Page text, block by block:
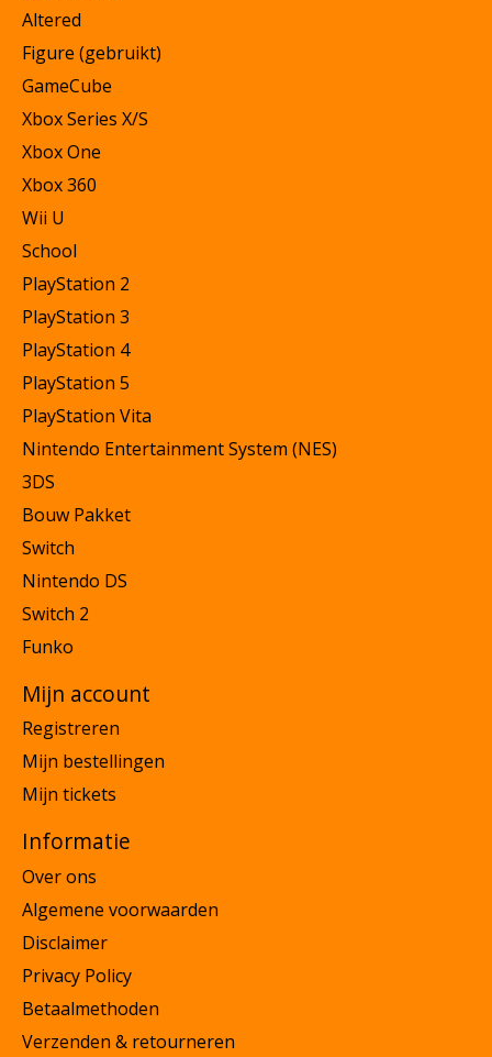
Altered
Figure (gebruikt)
GameCube
Xbox Series X/S
Xbox One
Xbox 360
Wii U
School
PlayStation 2
PlayStation 3
PlayStation 4
PlayStation 5
PlayStation Vita
Nintendo Entertainment System (NES)
3DS
Bouw Pakket
Switch
Nintendo DS
Switch 2
Funko
Mijn account
Registreren
Mijn bestellingen
Mijn tickets
Informatie
Over ons
Algemene voorwaarden
Disclaimer
Privacy Policy
Betaalmethoden
Verzenden & retourneren